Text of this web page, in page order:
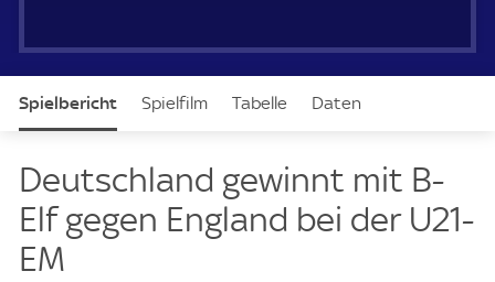
t
e
u
Spielbericht Spielfilm Tabelle Daten
Deutschland gewinnt mit B-
Elf gegen England bei der U21-
EM